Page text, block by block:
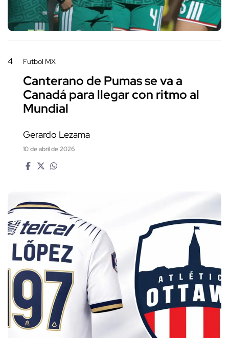
4 Futbol MX
Canterano de Pumas se va a
Canadá para llegar con ritmo al
Mundial
Gerardo Lezama
10 de abril de 2026